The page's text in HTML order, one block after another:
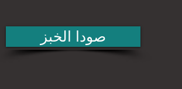
صودا الخبز